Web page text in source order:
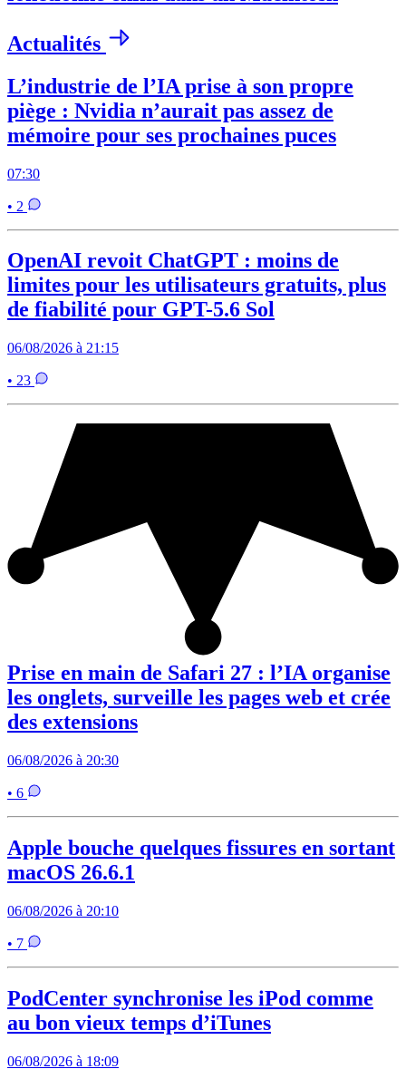
Actualités
L’industrie de l’IA prise à son propre
piège : Nvidia n’aurait pas assez de
mémoire pour ses prochaines puces
07:30
• 2
OpenAI revoit ChatGPT : moins de
limites pour les utilisateurs gratuits, plus
de fiabilité pour GPT-5.6 Sol
06/08/2026 à 21:15
• 23
Prise en main de Safari 27 : l’IA organise
les onglets, surveille les pages web et crée
des extensions
06/08/2026 à 20:30
• 6
Apple bouche quelques fissures en sortant
macOS 26.6.1
06/08/2026 à 20:10
• 7
PodCenter synchronise les iPod comme
au bon vieux temps d’iTunes
06/08/2026 à 18:09